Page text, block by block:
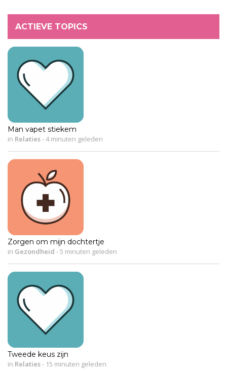
ACTIEVE TOPICS
Man vapet stiekem
in Relaties-4 minuten geleden
Zorgen om mijn dochtertje
in Gezondheid -5 minuten geleden
Tweede keus zijn
in Relaties- 15 minuten geleden